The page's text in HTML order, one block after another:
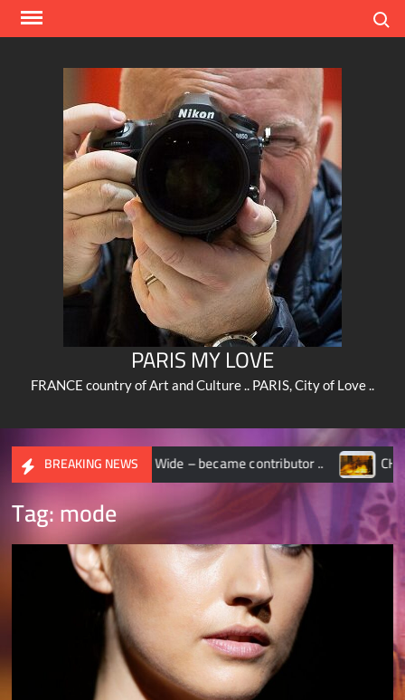
Skip
PARIS MY LOVE
FRANCE country of Art and Culture .. PARIS, City of Love ..
BREAKING NEWS
World Wide – became contributor .. CHASSEUR
Tag:mode